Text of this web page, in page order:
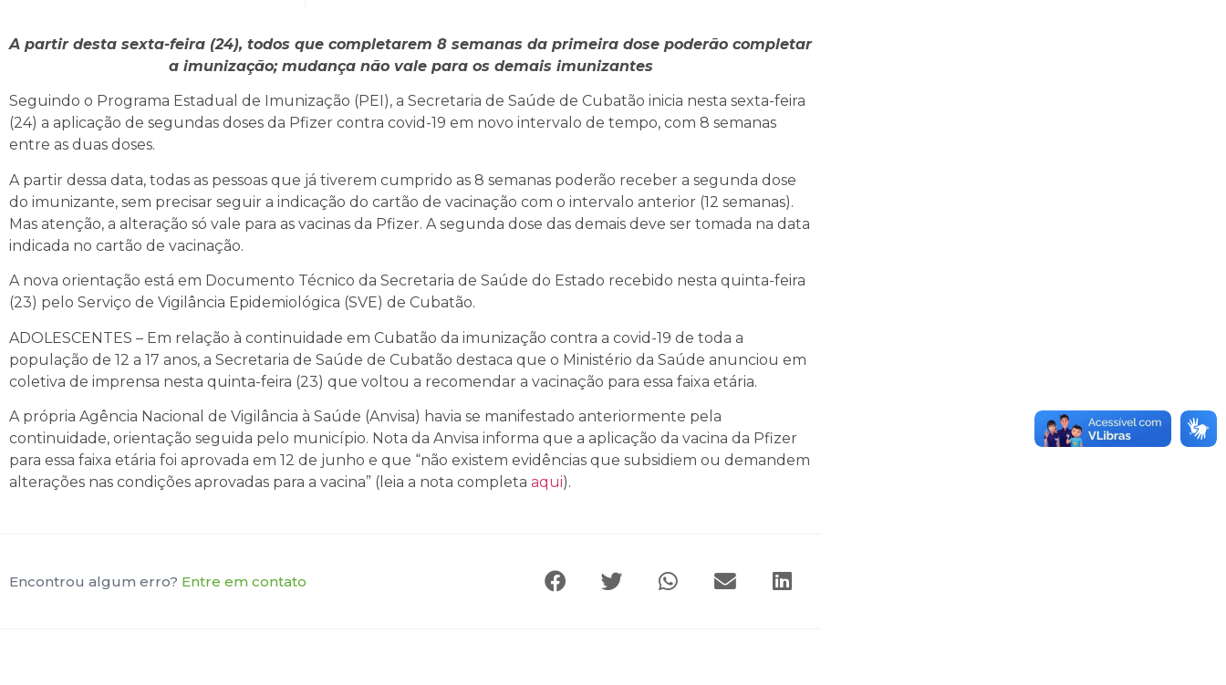
A partir desta sexta-feira (24), todos que completarem 8 semanas da primeira dose poderão completar
a imunização; mudança não vale para os demais imunizantes
Seguindo o Programa Estadual de Imunização (PEI), a Secretaria de Saúde de Cubatão inicia nesta sexta-feira
(24) a aplicação de segundas doses da Pfizer contra covid-19 em novo intervalo de tempo, com 8 semanas
entre as duas doses.
A partir dessa data, todas as pessoas que já tiverem cumprido as 8 semanas poderão receber a segunda dose
do imunizante, sem precisar seguir a indicação do cartão de vacinação com o intervalo anterior (12 semanas).
Mas atenção, a alteração só vale para as vacinas da Pfizer. A segunda dose das demais deve ser tomada na data
indicada no cartão de vacinação.
A nova orientação está em Documento Técnico da Secretaria de Saúde do Estado recebido nesta quinta-feira
(23) pelo Serviço de Vigilância Epidemiológica (SVE) de Cubatão.
ADOLESCENTES – Em relação à continuidade em Cubatão da imunização contra a covid-19 de toda a
população de 12 a 17 anos, a Secretaria de Saúde de Cubatão destaca que o Ministério da Saúde anunciou em
coletiva de imprensa nesta quinta-feira (23) que voltou a recomendar a vacinação para essa faixa etária.
A própria Agência Nacional de Vigilância à Saúde (Anvisa) havia se manifestado anteriormente pela
continuidade, orientação seguida pelo município. Nota da Anvisa informa que a aplicação da vacina da Pfizer
para essa faixa etária foi aprovada em 12 de junho e que “não existem evidências que subsidiem ou demandem
alterações nas condições aprovadas para a vacina” (leia a nota completa aqui).
Encontrou algum erro? Entre em contato